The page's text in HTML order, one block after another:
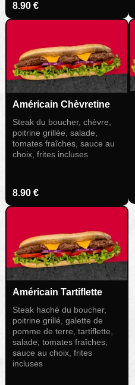
8.90 €
Américain Chèvretine
Steak du boucher, chèvre,
poitrine grillée, salade,
tomates fraîches, sauce au
choix, frites incluses
8.90 €
Américain Tartiflette
Steak haché du boucher,
poitrine grillé, galette de
pomme de terre, tartiflette,
salade, tomates fraîches,
sauce au choix, frites
incluses